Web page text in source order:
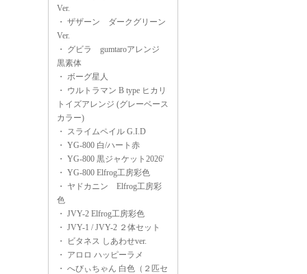
Ver.
・ ザザーン ダークグリーン
Ver.
・ グビラ gumtaroアレンジ
黒素体
・ ボーグ星人
・ ウルトラマン B type ヒカリ
トイズアレンジ (グレーベース
カラー)
・ スライムペイル G.I.D
・ YG-800 白/ハート赤
・ YG-800 黒ジャケット2026'
・ YG-800 Elfrog工房彩色
・ ヤドカニン Elfrog工房彩
色
・ JVY-2 Elfrog工房彩色
・ JVY-1 / JVY-2 ２体セット
・
ビタネス しあわせver.
・ アロロ ハッピーラメ
・ へびぃちゃん 白色（２匹セ